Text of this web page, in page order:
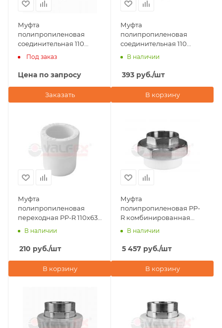
Муфта
полипропиленовая
соединительная 110
Valfex, серая
Под заказ
Цена по запросу
Заказать
Муфта
полипропиленовая
соединительная 110
Valfex, белая
В наличии
393 руб./шт
В корзину
Муфта
полипропиленовая
переходная PP-R 110х63
ВР-НР Valfex, белая
В наличии
210 руб./шт
В корзину
Муфта
полипропиленовая PP-
R комбинированная
разъемная 110х4" ВР
В наличии
5 457 руб./шт
В корзину